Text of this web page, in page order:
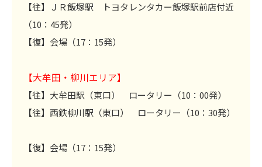
【往】ＪＲ飯塚駅 トヨタレンタカー飯塚駅前店付近
（10：45発）
【復】会場（17：15発）
【大牟田・柳川エリア】
【往】大牟田駅（東口） ロータリー（10：00発）
【往】西鉄柳川駅（東口） ロータリー（10：30発）
【復】会場（17：15発）